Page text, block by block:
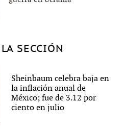
SECCIÓN
Sheinbaum celebra baja en
la inflación anual de
México; fue de 3.12 por
ciento en julio